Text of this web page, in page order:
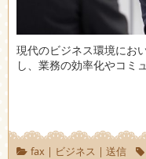
現代のビジネス環境にお
し、業務の効率化やコミ
fax | ビジネス | 送信